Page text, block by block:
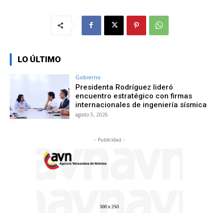
LO ÚLTIMO
Gobierno
Presidenta Rodríguez lideró
encuentro estratégico con firmas
internacionales de ingeniería sísmica
agosto 5, 2026
- Publicidad -